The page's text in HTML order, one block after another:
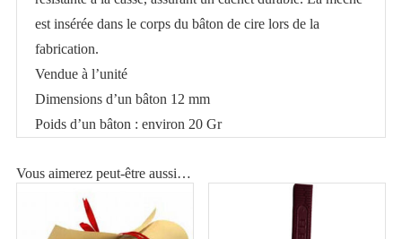
est insérée dans le corps du bâton de cire lors de la
fabrication.
Vendue à l’unité
Dimensions d’un bâton 12 mm
Poids d’un bâton : environ 20 Gr
Vous aimerez peut-être aussi…